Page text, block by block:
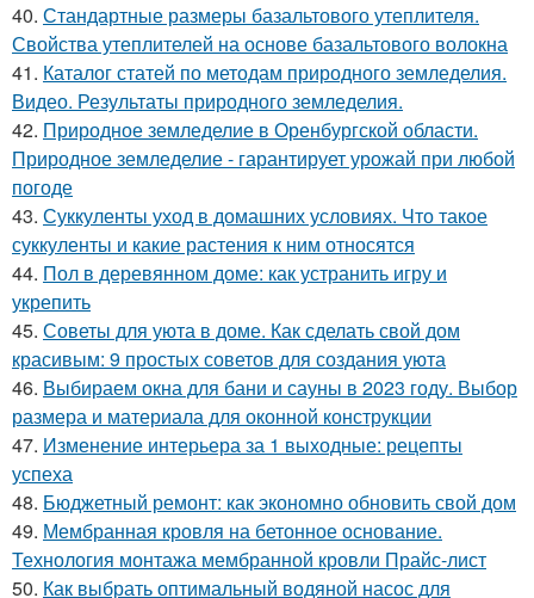
40. Стандартные размеры базальтового утеплителя.
Свойства утеплителей на основе базальтового волокна
41. Каталог статей по методам природного земледелия.
Видео. Результаты природного земледелия.
42. Природное земледелие в Оренбургской области.
Природное земледелие - гарантирует урожай при любой
погоде
43. Суккуленты уход в домашних условиях. Что такое
суккуленты и какие растения к ним относятся
44. Пол в деревянном доме: как устранить игру и
укрепить
45. Советы для уюта в доме. Как сделать свой дом
красивым: 9 простых советов для создания уюта
46. Выбираем окна для бани и сауны в 2023 году. Выбор
размера и материала для оконной конструкции
47. Изменение интерьера за 1 выходные: рецепты
успеха
48. Бюджетный ремонт: как экономно обновить свой дом
49. Мембранная кровля на бетонное основание.
Технология монтажа мембранной кровли Прайс-лист
50. Как выбрать оптимальный водяной насос для